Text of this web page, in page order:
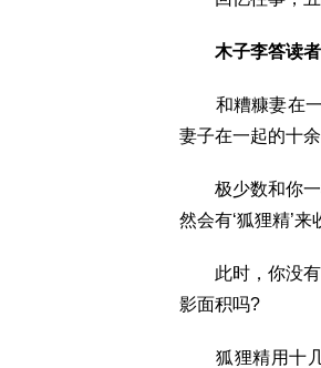
木子李答读者
和糟糠妻在一
妻子在一起的十
极少数和你一
然会有‘狐狸精’来
此时，你没有
影面积吗?
狐狸精用十几